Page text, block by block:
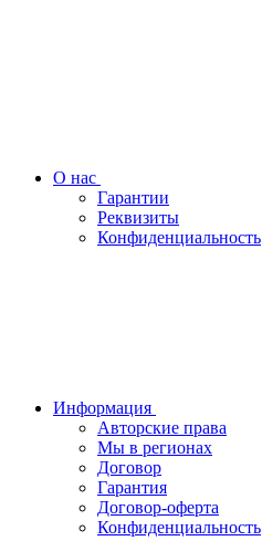
О нас
Гарантии
Реквизиты
Конфиденциальность
Информация
Авторские права
Мы в регионах
Договор
Гарантия
Договор-оферта
Конфиденциальность